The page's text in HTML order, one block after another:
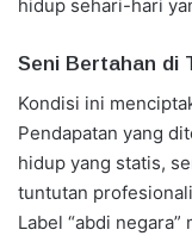
hidup sehari-hari
Seni Bertahan di
Kondisi ini
Pendapatan yang
hidup yang statis,
tuntutan
Label “abdi